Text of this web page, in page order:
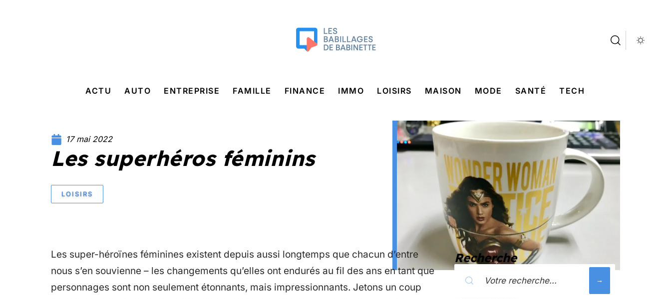
ACTU AUTO ENTREPRISE FAMILLE FINANCE IMMO LOISIRS MAISON MODE SANTÉ TECH
17 mai 2022
Les superhéros féminins
LOISIRS
Les super-héroïnes féminines existent depuis aussi longtemps que chacun d’entre
nous s’en souvienne – les changements qu’elles ont endurés au fil des ans en tant que
personnages sont non seulement étonnants, mais impressionnants. Jetons un coup
Recherche